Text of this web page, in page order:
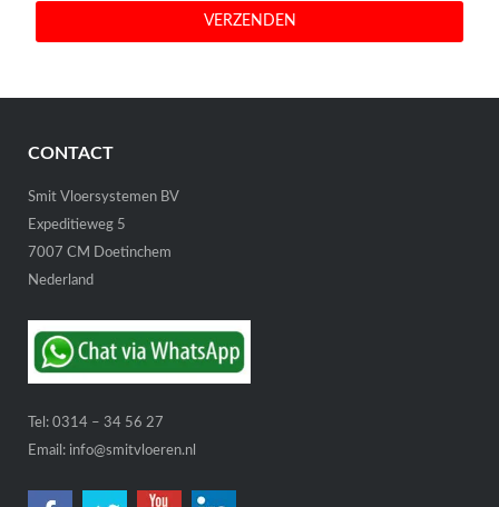
CONTACT
Smit Vloersystemen BV
Expeditieweg 5
7007 CM Doetinchem
Nederland
Tel: 0314 – 34 56 27
Email: info@smitvloeren.nl